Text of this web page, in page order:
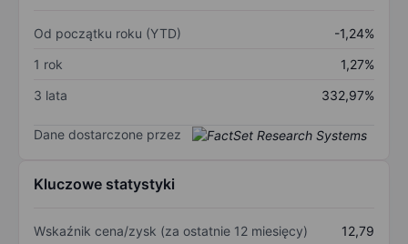
Od początku roku (YTD)
-1,24%
1 rok
1,27%
3 lata
332,97%
Dane dostarczone przez
Kluczowe statystyki
Wskaźnik cena/zysk (za ostatnie 12 miesięcy)
12,79